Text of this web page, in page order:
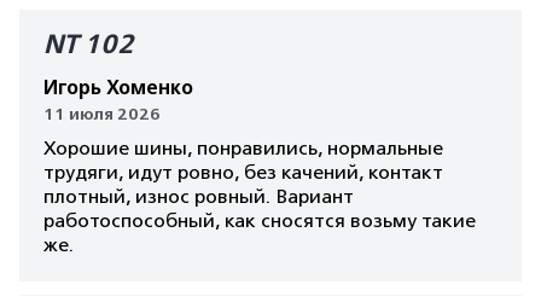
NT 102
Игорь Хоменко
11 июля 2026
Хорошие шины, понравились, нормальные
трудяги, идут ровно, без качений, контакт
плотный, износ ровный. Вариант
работоспособный, как сносятся возьму такие
же.